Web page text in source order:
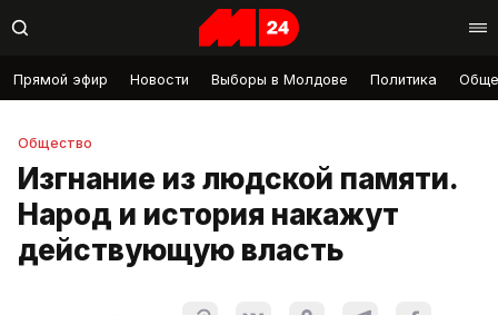
Прямой эфир Новости Выборы в Молдове Политика
Общество
Изгнание из людской памяти.
Народ и история накажут
действующую власть